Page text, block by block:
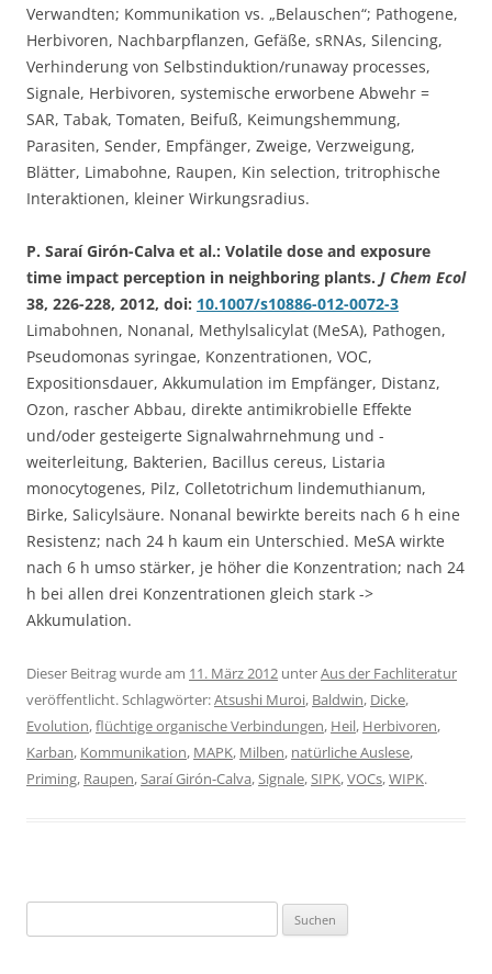
Verwandten; Kommunikation vs. „Belauschen“; Pathogene,
Herbivoren, Nachbarpflanzen, Gefäße, sRNAs, Silencing,
Verhinderung von Selbstinduktion/runaway processes,
Signale, Herbivoren, systemische erworbene Abwehr =
SAR, Tabak, Tomaten, Beifuß, Keimungshemmung,
Parasiten, Sender, Empfänger, Zweige, Verzweigung,
Blätter, Limabohne, Raupen, Kin selection, tritrophische
Interaktionen, kleiner Wirkungsradius.
P. Saraí Girón-Calva et al.: Volatile dose and exposure
time impact perception in neighboring plants. J Chem Ecol
38, 226-228, 2012, doi: 10.1007/s10886-012-0072-3
Limabohnen, Nonanal, Methylsalicylat (MeSA), Pathogen,
Pseudomonas syringae, Konzentrationen, VOC,
Expositionsdauer, Akkumulation im Empfänger, Distanz,
Ozon, rascher Abbau, direkte antimikrobielle Effekte
und/oder gesteigerte Signalwahrnehmung und -
weiterleitung, Bakterien, Bacillus cereus, Listaria
monocytogenes, Pilz, Colletotrichum lindemuthianum,
Birke, Salicylsäure. Nonanal bewirkte bereits nach 6 h eine
Resistenz; nach 24 h kaum ein Unterschied. MeSA wirkte
nach 6 h umso stärker, je höher die Konzentration; nach 24
h bei allen drei Konzentrationen gleich stark ->
Akkumulation.
Dieser Beitrag wurde am 11. März 2012 unterAus der Fachliteratur
veröffentlicht. Schlagwörter:Atsushi Muroi, Baldwin, Dicke,
Evolution,flüchtige organische Verbindungen, Heil, Herbivoren,
Karban, Kommunikation, MAPK, Milben, natürliche Auslese,
Priming, Raupen,Saraí Girón-Calva,Signale,SIPK,VOCs,WIPK.
nach: